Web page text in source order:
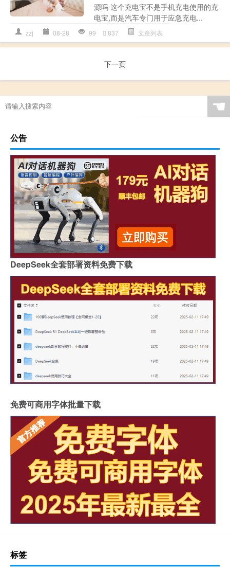
源吗 这个充电宝不是手机充电使用的充
电宝,而是汽车专门用于应急充电...
zzj 08-28 99 837 文章列表
下一页
☚
公告
DeepSeek全套部署资料免费下载
免费可商用字体批量下载
标签